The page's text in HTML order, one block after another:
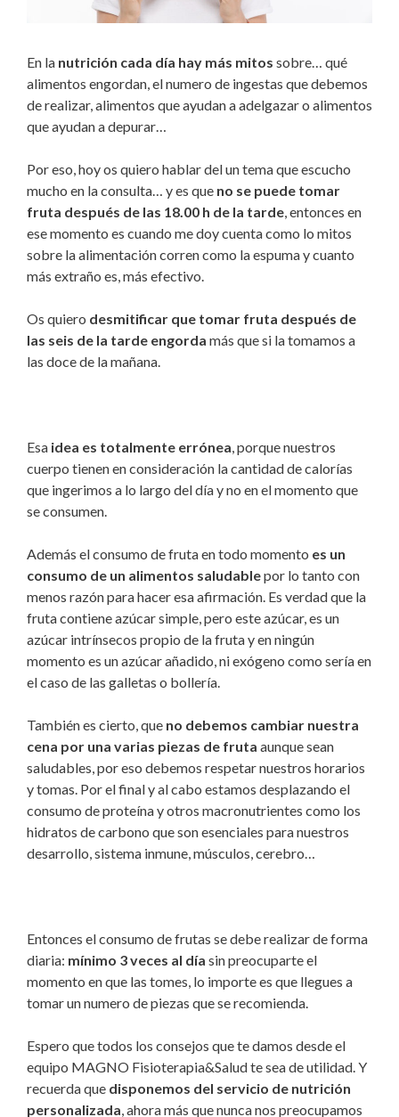
En la nutrición cada día hay más mitos sobre… qué
alimentos engordan, el numero de ingestas que debemos
de realizar, alimentos que ayudan a adelgazar o alimentos
que ayudan a depurar…
Por eso, hoy os quiero hablar del un tema que escucho
mucho en la consulta… y es que no se puede tomar
fruta después de las 18.00 h de la tarde , entonces en
ese momento es cuando me doy cuenta como lo mitos
sobre la alimentación corren como la espuma y cuanto
más extraño es, más efectivo.
Os quiero desmitificar que tomar fruta después de
las seis de la tarde engorda más que si la tomamos a
las doce de la mañana.
Esa idea es totalmente errónea , porque nuestros
cuerpo tienen en consideración la cantidad de calorías
que ingerimos a lo largo del día y no en el momento que
se consumen.
Además el consumo de fruta en todo momento es un
consumo de un alimentos saludablepor lo tanto con
menos razón para hacer esa afirmación. Es verdad que la
fruta contiene azúcar simple, pero este azúcar, es un
azúcar intrínsecos propio de la fruta y en ningún
momento es un azúcar añadido, ni exógeno como sería en
el caso de las galletas o bollería.
También es cierto, que no debemos cambiar nuestra
cena por una varias piezas de fruta aunque sean
saludables, por eso debemos respetar nuestros horarios
y tomas. Por el final y al cabo estamos desplazando el
consumo de proteína y otros macronutrientes como los
hidratos de carbono que son esenciales para nuestros
desarrollo, sistema inmune, músculos, cerebro…
Entonces el consumo de frutas se debe realizar de forma
diaria: mínimo 3 veces al día sin preocuparte el
momento en que las tomes, lo importe es que llegues a
tomar un numero de piezas que se recomienda.
Espero que todos los consejos que te damos desde el
equipo MAGNO Fisioterapia&Salud te sea de utilidad. Y
recuerda que disponemos del servicio de nutrición
personalizada , ahora más que nunca nos preocupamos